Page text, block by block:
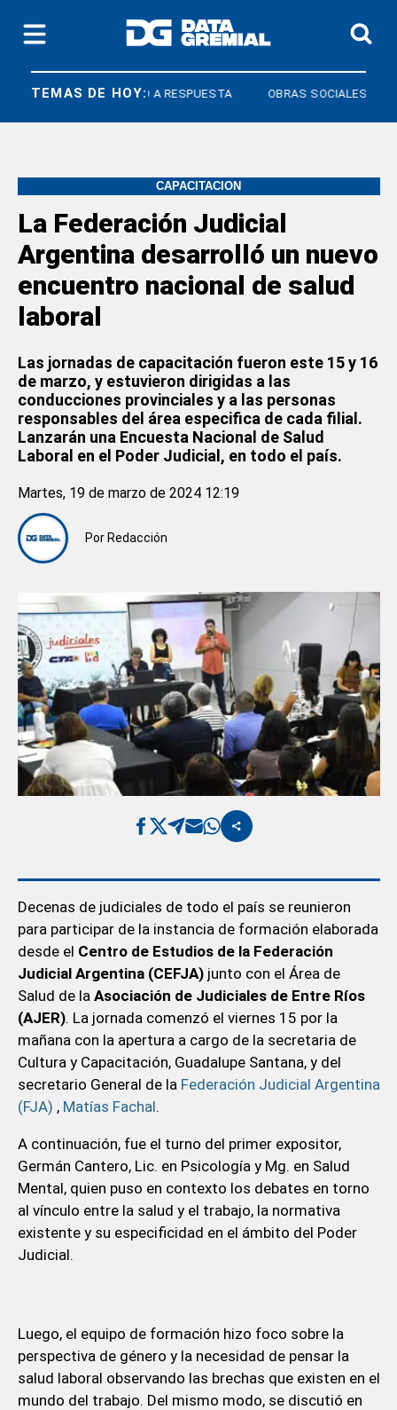
TEMAS DE HOY:
DERECHO A RESPUESTA OBRAS SOCIALES
CAPACITACIÓN
La Federación Judicial
Argentina desarrolló un nuevo
encuentro nacional de salud
laboral
Las jornadas de capacitación fueron este 15 y 16
de marzo, y estuvieron dirigidas a las
conducciones provinciales y a las personas
responsables del área especifica de cada filial.
Lanzarán una Encuesta Nacional de Salud
Laboral en el Poder Judicial, en todo el país.
Por Redacción
Martes, 19 de marzo de 2024 12:19
Decenas de judiciales de todo el país se reunieron
para participar de la instancia de formación elaborada
desde el Centro de Estudios de la Federación
Judicial Argentina (CEFJA)junto con el Área de
Salud de la Asociación de Judiciales de Entre Ríos
(AJER). La jornada comenzó el viernes 15 por la
mañana con la apertura a cargo de la secretaria de
Cultura y Capacitación, Guadalupe Santana, y del
secretario General de la Federación Judicial Argentina
(FJA) , Matías Fachal.
A continuación, fue el turno del primer expositor,
Germán Cantero, Lic. en Psicología y Mg. en Salud
Mental, quien puso en contexto los debates en torno
al vínculo entre la salud y el trabajo, la normativa
existente y su especificidad en el ámbito del Poder
Judicial.
Luego, el equipo de formación hizo foco sobre la
perspectiva de género y la necesidad de pensar la
salud laboral observando las brechas que existen en el
mundo del trabajo. Del mismo modo, se discutió en